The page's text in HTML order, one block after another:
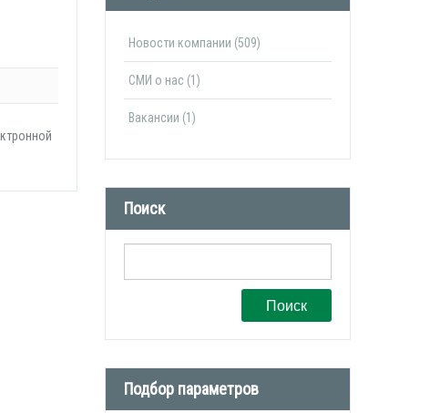
Новости компании (509)
СМИ о нас (1)
Вакансии (1)
Поиск
Поиск
Подбор параметров